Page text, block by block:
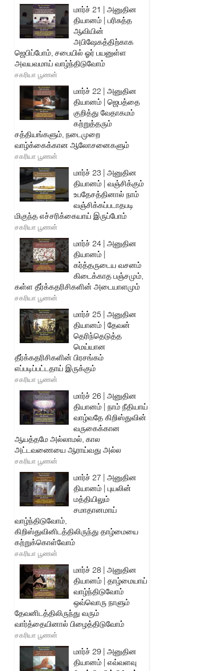
மார்ச் 21 | அனுதின
தியானம் | பரிசுத்த
ஆவியின்
அபிஷேகத்திற்காக
ஜெபிப்போம், சபையில் ஓர் பயனுள்ள
அவயவமாய் வாழ்ந்திடுவோம்
சகரியா பூணன்
மார்ச் 22 | அனுதின
தியானம் | ஜெபத்தை
குறித்து வேதாகமம்
கற்றுத்தரும்
சத்தியங்களும், நடைமுறை
வாழ்க்கைக்கான ஆலோசனைகளும்
சகரியா பூணன்
மார்ச் 23 | அனுதின
தியானம் | வஞ்சிக்கும்
உபதேசத்தினால் நாம்
வஞ்சிக்கப்படாதபடி
மிகுந்த எச்சரிக்கையாய் இருப்போம்
சகரியா பூணன்
மார்ச் 24 | அனுதின
தியானம் |
கர்த்தருடைய வசனம்
கிடைக்காத பஞ்சமும்,
கள்ள தீர்க்கதரிசிகளின் அடையாளமும்
சகரியா பூணன்
மார்ச் 25 | அனுதின
தியானம் | தேவன்
தெரிந்தெடுத்த
மெய்யான
தீர்க்கதரிசிகளின் பிரசங்கம்
எப்படிப்பட்டதாய் இருக்கும்
சகரியா பூணன்
மார்ச் 26 | அனுதின
தியானம் | நாம் நீதியாய்
வாழ்வதே கிறிஸ்துவின்
வருகைக்கான
ஆயத்தமே அல்லாமல், கால
அட்டவணையை ஆராய்வது அல்ல
சகரியா பூணன்
மார்ச் 27 | அனுதின
தியானம் | புயலின்
மத்தியிலும்
சமாதானமாய்
வாழ்ந்திடுவோம்,
கிறிஸ்துவினிடத்திலிருந்து தாழ்மையை
கற்றுக்கொள்வோம்
சகரியா பூணன்
மார்ச் 28 | அனுதின
தியானம் | தாழ்மையாய்
வாழ்ந்திடுவோம்
ஒவ்வொரு நாளும்
தேவனிடத்திலிருந்து வரும்
வார்த்தையினால் பிழைத்திடுவோம்
சகரியா பூணன்
மார்ச் 29 | அனுதின
தியானம் | எவ்வளவு